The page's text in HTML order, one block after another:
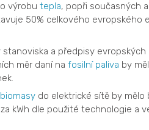
výrobu tepla, popři současných
50% celkového evropského
a předpisy evropských
měr daní na fosilní paliva by
biomasydo elektrické sítě by mělo
kWh dle použité technologie a